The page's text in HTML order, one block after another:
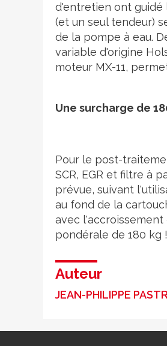
d'entretien ont guidé
(et un seul tendeur)
de la pompe à eau.
variable d'origine
moteur MX-11,
Une surcharge de
Pour le post-
SCR, EGR et filtre à
prévue, suivant
au fond de la
avec
pondérale de 180 kg !
Auteur
JEAN-PHILIPPE